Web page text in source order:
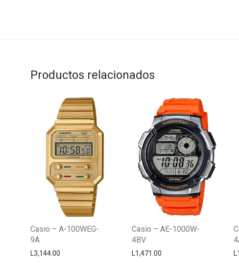
Productos relacionados
Casio – A-100WEG-
9A
L3,144.00
Casio – AE-1000W-
4BV
L1,471.00 L